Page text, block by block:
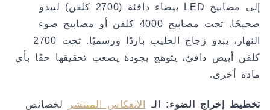
إلى مصابيح LED بيضاء دافئة (2700 كلفن) ليبدو
صحيحًا. تحت مصابيح 4000 كلفن أو مصابيح ضوء
النهار، يبدو زجاج الحليب باردًا ورسميًا. تحت 2700
كلفن أبيض دافئ، يتوهج بجودة يصعب تحقيقها حقًا بأي
مادة أخرى.
تخطيط إخراج الضوء: الـ الانعكاس المنتشر
لخصائص